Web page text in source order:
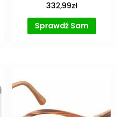
332,99zł
Sprawdź Sam